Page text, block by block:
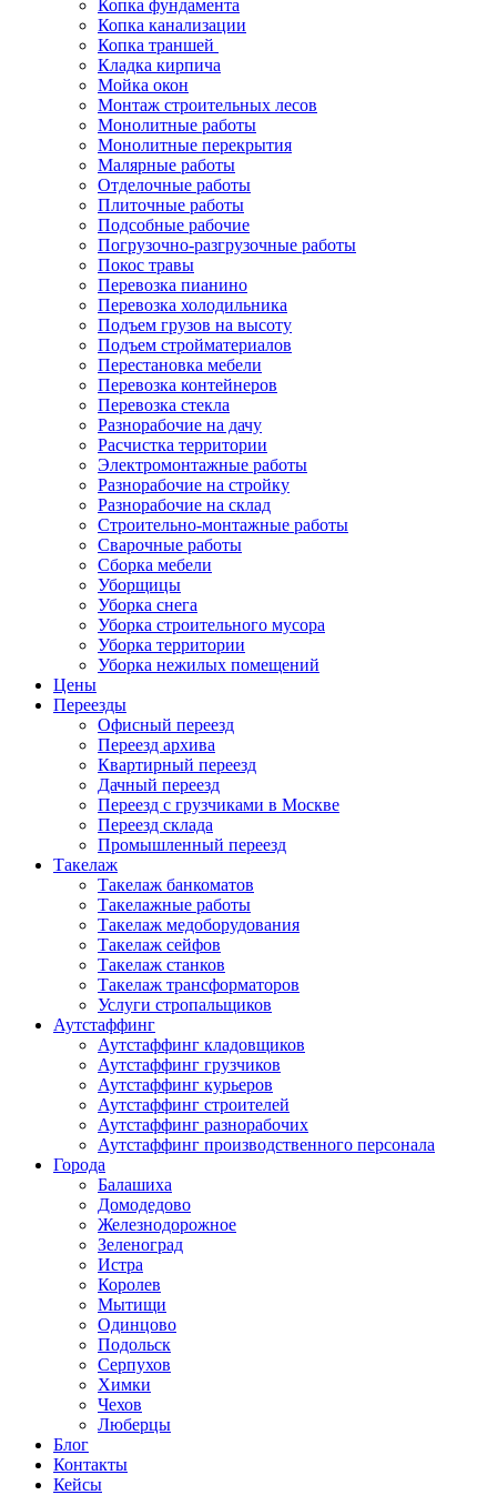
Копка фундамента
Копка канализации
Копка траншей
Кладка кирпича
Мойка окон
Монтаж строительных лесов
Монолитные работы
Монолитные перекрытия
Малярные работы
Отделочные работы
Плиточные работы
Подсобные рабочие
Погрузочно-разгрузочные работы
Покос травы
Перевозка пианино
Перевозка холодильника
Подъем грузов на высоту
Подъем стройматериалов
Перестановка мебели
Перевозка контейнеров
Перевозка стекла
Разнорабочие на дачу
Расчистка территории
Электромонтажные работы
Разнорабочие на стройку
Разнорабочие на склад
Строительно-монтажные работы
Сварочные работы
Сборка мебели
Уборщицы
Уборка снега
Уборка строительного мусора
Уборка территории
Уборка нежилых помещений
Цены
Переезды
Офисный переезд
Переезд архива
Квартирный переезд
Дачный переезд
Переезд с грузчиками в Москве
Переезд склада
Промышленный переезд
Такелаж
Такелаж банкоматов
Такелажные работы
Такелаж медоборудования
Такелаж сейфов
Такелаж станков
Такелаж трансформаторов
Услуги стропальщиков
Аутстаффинг
Аутстаффинг кладовщиков
Аутстаффинг грузчиков
Аутстаффинг курьеров
Аутстаффинг строителей
Аутстаффинг разнорабочих
Аутстаффинг производственного персонала
Города
Балашиха
Домодедово
Железнодорожное
Зеленоград
Истра
Королев
Мытищи
Одинцово
Подольск
Серпухов
Химки
Чехов
Люберцы
Блог
Контакты
Кейсы